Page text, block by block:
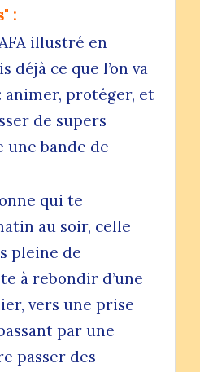
:
illustré en
déjà ce que l’on va
protéger, et
de supers
une bande de
qui te
au soir, celle
pleine de
à rebondir d’une
vers une prise
par une
passer des